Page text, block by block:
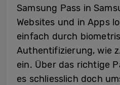
Samsung Pass in
Websites und in Apps
einfach durch
Authentifizierung, wie
ein. Über das richtige
es schliesslich doch